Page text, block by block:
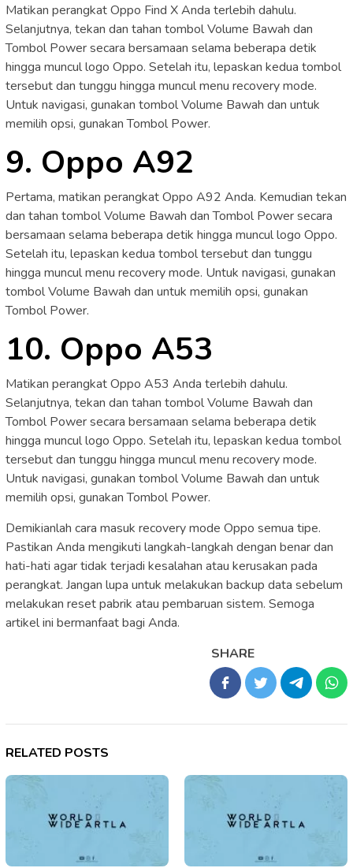
Matikan perangkat Oppo Find X Anda terlebih dahulu.
Selanjutnya, tekan dan tahan tombol Volume Bawah dan
Tombol Power secara bersamaan selama beberapa detik
hingga muncul logo Oppo. Setelah itu, lepaskan kedua tombol
tersebut dan tunggu hingga muncul menu recovery mode.
Untuk navigasi, gunakan tombol Volume Bawah dan untuk
memilih opsi, gunakan Tombol Power.
9. Oppo A92
Pertama, matikan perangkat Oppo A92 Anda. Kemudian tekan
dan tahan tombol Volume Bawah dan Tombol Power secara
bersamaan selama beberapa detik hingga muncul logo Oppo.
Setelah itu, lepaskan kedua tombol tersebut dan tunggu
hingga muncul menu recovery mode. Untuk navigasi, gunakan
tombol Volume Bawah dan untuk memilih opsi, gunakan
Tombol Power.
10. Oppo A53
Matikan perangkat Oppo A53 Anda terlebih dahulu.
Selanjutnya, tekan dan tahan tombol Volume Bawah dan
Tombol Power secara bersamaan selama beberapa detik
hingga muncul logo Oppo. Setelah itu, lepaskan kedua tombol
tersebut dan tunggu hingga muncul menu recovery mode.
Untuk navigasi, gunakan tombol Volume Bawah dan untuk
memilih opsi, gunakan Tombol Power.
Demikianlah cara masuk recovery mode Oppo semua tipe.
Pastikan Anda mengikuti langkah-langkah dengan benar dan
hati-hati agar tidak terjadi kesalahan atau kerusakan pada
perangkat. Jangan lupa untuk melakukan backup data sebelum
melakukan reset pabrik atau pembaruan sistem. Semoga
artikel ini bermanfaat bagi Anda.
SHARE
RELATED POSTS